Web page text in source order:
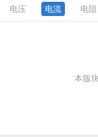
电压 电流 电阻
本版